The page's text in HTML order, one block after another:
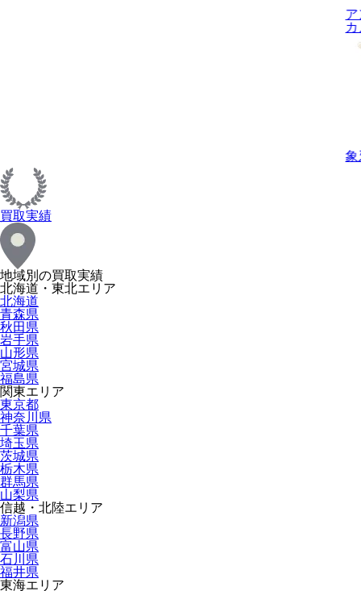
ア
象
買取実績
地域別の買取実績
北海道・東北エリア
北海道
青森県
秋田県
岩手県
山形県
宮城県
福島県
関東エリア
東京都
神奈川県
千葉県
埼玉県
茨城県
栃木県
群馬県
山梨県
信越・北陸エリア
新潟県
長野県
富山県
石川県
福井県
東海エリア